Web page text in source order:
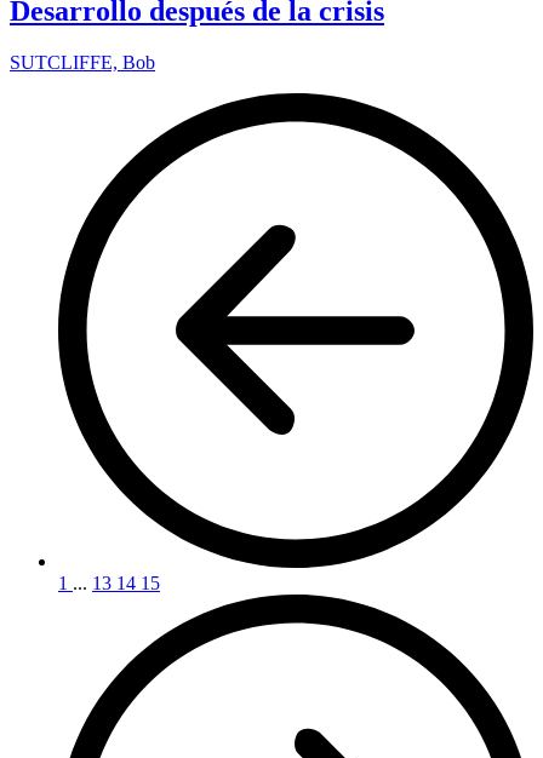
Desarrollo después de la crisis
SUTCLIFFE, Bob
1 ... 13 14 15